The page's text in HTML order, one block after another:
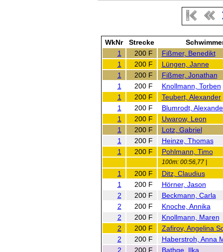
WkNr Strecke
1
200 F
Fißmer, Benedikt
1
200 F
Lüngen, Janne
1
200 F
Fißmer, Jonathan
1
200 F
Knollmann, Torben
1
200 F
Teubert, Alexander
1
200 F
Blumrodt,
1
200 F
Uwarow, Leon
1
200 F
Lotz, Gabriel
1
200 F
Heinze, Thomas
1
200 F Pohlmann, Timo
100m: 00:56,77 |
1 200 F
Ditz, Claudius
1
200 F
Hörner, Jason
2
200 F
Beckmann, Carla
2
200 F
Knoche, Annika
2
200 F
Knollmann, Maren
2
200 F
Zafirov, Angelina
2
200 F
Haberstroh, Anna
2
200 F
Bathge, Ilka